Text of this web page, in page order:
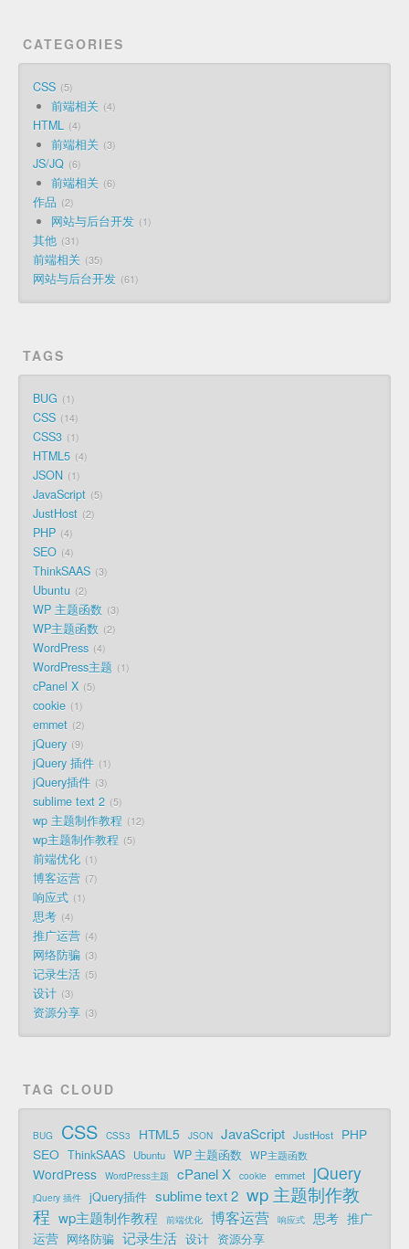
CATEGORIES
CSS 5
前端相关 4
HTML 4
前端相关 3
JS/JQ 6
前端相关 6
作品 2
网站与后台开发 1
其他 31
前端相关 35
网站与后台开发 61
TAGS
BUG 1
CSS 14
CSS3 1
HTML5 4
JSON 1
JavaScript 5
JustHost 2
PHP 4
SEO 4
ThinkSAAS 3
Ubuntu 2
WP 主题函数 3
WP主题函数 2
WordPress 4
WordPress主题 1
cPanel X 5
cookie 1
emmet 2
jQuery 9
jQuery 插件 1
jQuery插件 3
sublime text 2 5
wp 主题制作教程 12
wp主题制作教程 5
前端优化 1
博客运营 7
响应式 1
思考 4
推广运营 4
网络防骗 3
记录生活 5
设计 3
资源分享 3
TAG CLOUD
BUG CSS CSS3 HTML5 JSON JavaScript JustHost
PHP
SEO ThinkSAAS Ubuntu WP 主题函数 WP主题函数
WordPress WordPress主题 cPanel X cookie emmet jQuery
jQuery 插件 jQuery插件 sublime text 2 wp 主题制作教
程 wp主题制作教程 前端优化 博客运营 响应式 思考 推广
运营 网络防骗 记录生活 设计 资源分享